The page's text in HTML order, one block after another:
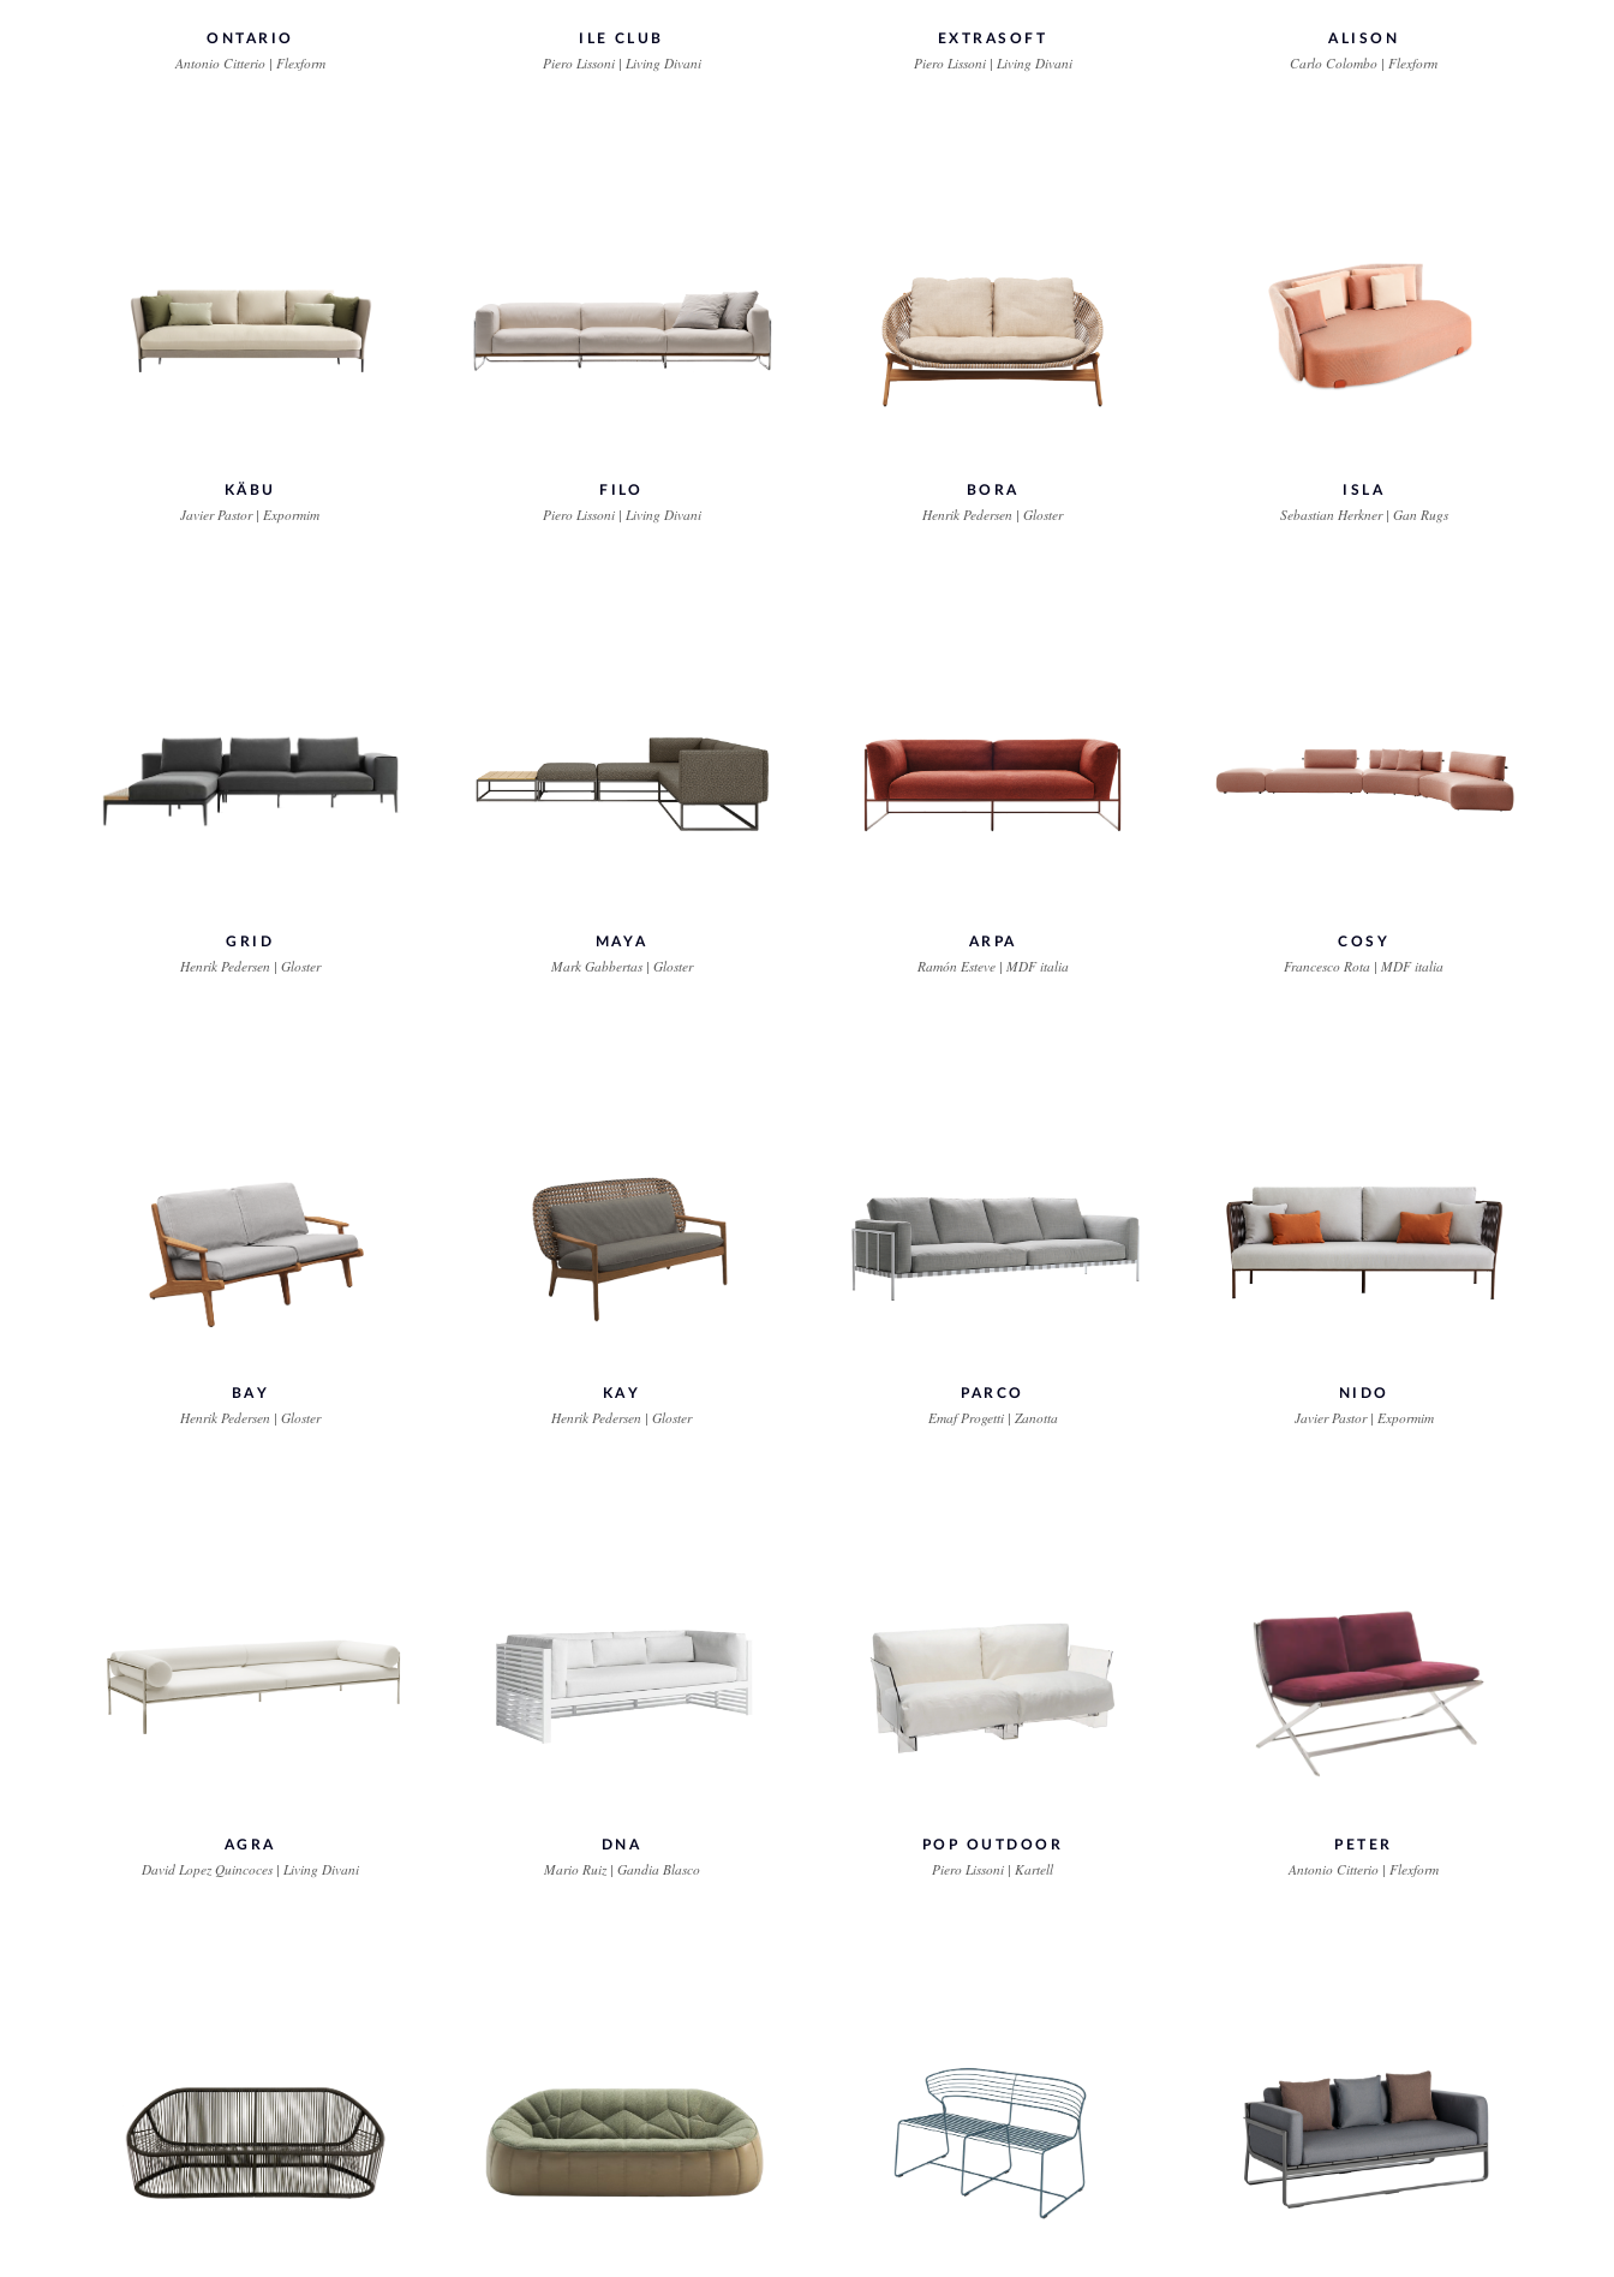
ALISON
Carlo Colombo | Flexform
EXTRASOFT
Piero Lissoni | Living Divani
ILE CLUB
Piero Lissoni | Living Divani
ONTARIO
Antonio Citterio | Flexform
ISLA
Sebastian Herkner | Gan Rugs
BORA
Henrik Pedersen | Gloster
FILO
Piero Lissoni | Living Divani
KÄBU
Javier Pastor | Expormim
COSY
Francesco Rota | MDF italia
ARPA
Ramón Esteve | MDF italia
MAYA
Mark Gabbertas | Gloster
GRID
Henrik Pedersen | Gloster
NIDO
Javier Pastor | Expormim
PARCO
Emaf Progetti | Zanotta
KAY
Henrik Pedersen | Gloster
BAY
Henrik Pedersen | Gloster
PETER
Antonio Citterio | Flexform
POP OUTDOOR
Piero Lissoni | Kartell
DNA
Mario Ruiz | Gandia Blasco
AGRA
David Lopez Quincoces | Living Divani